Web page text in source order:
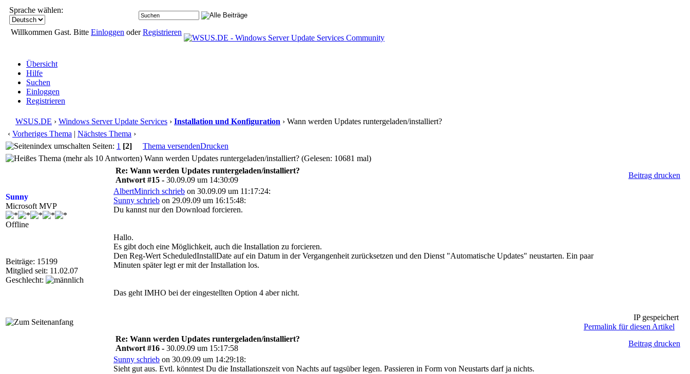
Sprache wählen:
Willkommen Gast. Bitte Einloggen oderRegistrieren
Übersicht
Hilfe
Suchen
Einloggen
Registrieren
WSUS.DE › Windows Server Update Services › Installation und Konfiguration › Wann werden Updates runtergeladen/installiert?
‹ Vorheriges Thema | Nächstes Thema ›
Seiten: 1 [2] Thema versendenDrucken
Wann werden Updates runtergeladen/installiert? (Gelesen: 10681 mal)
Sunny
Microsoft MVP
Offline
Beiträge: 15199
Mitglied seit: 11.02.07
Geschlecht:
Re: Wann werden Updates runtergeladen/installiert?
Antwort #15 - 30.09.09 um 14:30:09
Beitrag drucken
AlbertMinrich schrieb on 30.09.09 um 11:17:24:
Sunny schrieb on 29.09.09 um 16:15:48:
Du kannst nur den Download forcieren.
Hallo.
Es gibt doch eine Möglichkeit, auch die Installation zu forcieren.
Den Reg-Wert ScheduledInstallDate auf ein Datum in der Vergangenheit zurücksetzen und den Dienst "Automatische Updates" neustarten. Ein paar
Minuten später legt er mit der Installation los.
Das geht IMHO bei der eingestellten Option 4 aber nicht.
IP gespeichert
Permalink für diesen Artikel
Re: Wann werden Updates runtergeladen/installiert?
Antwort #16 - 30.09.09 um 15:17:58
Beitrag drucken
Sunny schrieb on 30.09.09 um 14:29:18:
Sieht gut aus. Evtl. könntest Du die Installationszeit von Nachts auf tagsüber legen. Passieren in Form von Neustarts darf ja nichts.